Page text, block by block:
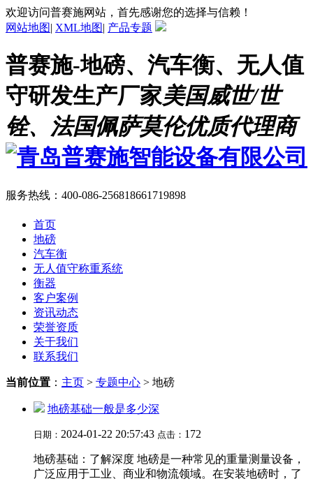
欢迎访问普赛施网站，首先感谢您的选择与信赖！
网站地图| XML地图| 产品专题
普赛施-地磅、汽车衡、无人值
守研发生产厂家美国威世/世
铨、法国佩萨莫伦优质代理商
服务热线： 400-086-256818661719898
首页
地磅
汽车衡
无人值守称重系统
衡器
客户案例
资讯动态
荣誉资质
关于我们
联系我们
当前位置 ： 主页 > 专题中心 > 地磅
地磅基础一般是多少深
日期： 2024-01-22 20:57:43 点击： 172
地磅基础：了解深度 地磅是一种常见的重量测量设备，
广泛应用于工业、商业和物流领域。在安装地磅时，了